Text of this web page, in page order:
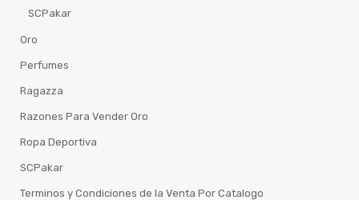
SCPakar
Oro
Perfumes
Ragazza
Razones Para Vender Oro
Ropa Deportiva
SCPakar
Terminos y Condiciones de la Venta Por Catalogo